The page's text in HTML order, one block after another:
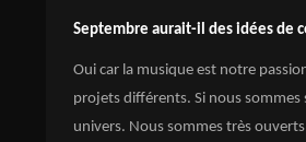
Septembre aurait-il des idées de
Oui car la musique est notre
projets différents. Si nous sommes
univers. Nous sommes très